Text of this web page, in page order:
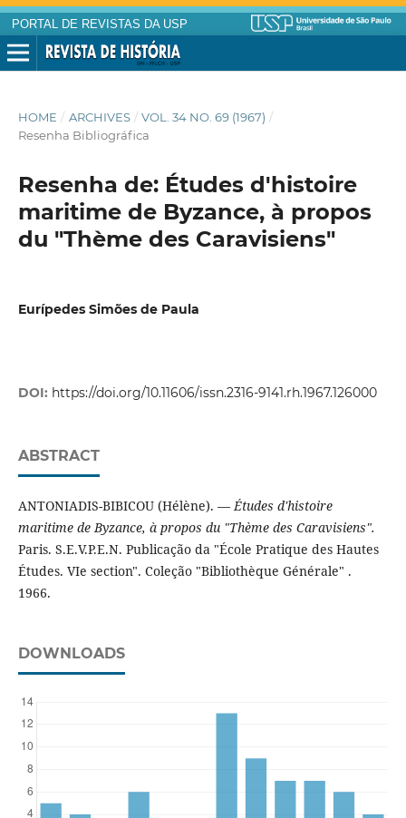
PORTAL DE REVISTAS DA USP
HOME / ARCHIVES / VOL. 34 NO. 69 (1967) /
Resenha Bibliográfica
Resenha de: Études d'histoire
maritime de Byzance, à propos
du "Thème des Caravisiens"
Eurípedes Simões de Paula
DOI: https://doi.org/10.11606/issn.2316-9141.rh.1967.126000
ABSTRACT
ANTONIADIS-BIBICOU (Hélène). — Études d'histoire
maritime de Byzance, à propos du "Thème des Caravisiens".
Paris. S.E.V.P.E.N. Publicação da "École Pratique des Hautes
Études. VIe section". Coleção "Bibliothèque Générale" .
1966.
DOWNLOADS